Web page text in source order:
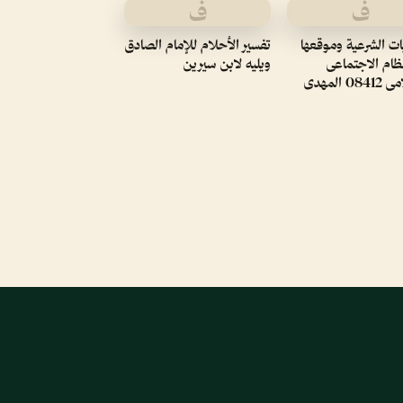
ف
الشرعية وموقعها
الاجتماعى
ف
تفسير الأحلام للإمام الصادق
ويليه لابن سيرين